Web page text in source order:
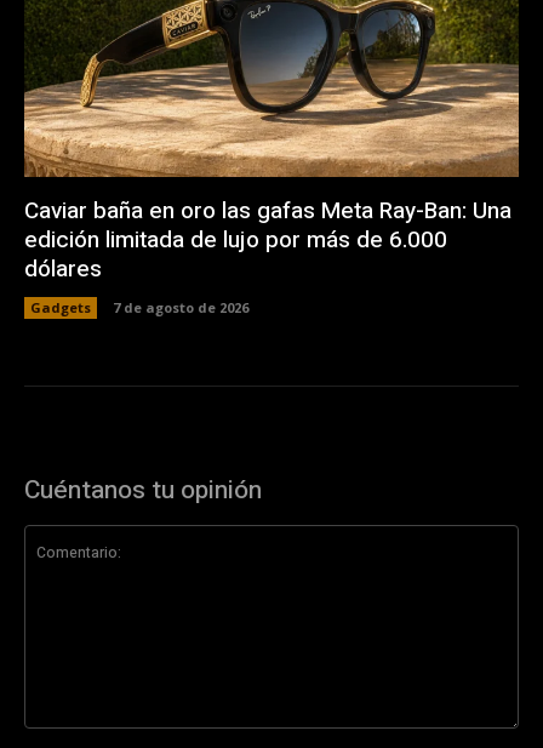
Caviar baña en oro las gafas Meta Ray-Ban: Una
edición limitada de lujo por más de 6.000
dólares
Gadgets 7 de agosto de 2026
Cuéntanos tu opinión